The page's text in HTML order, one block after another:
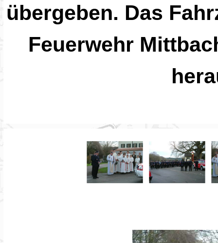
übergeben. Das
Feuerwehr